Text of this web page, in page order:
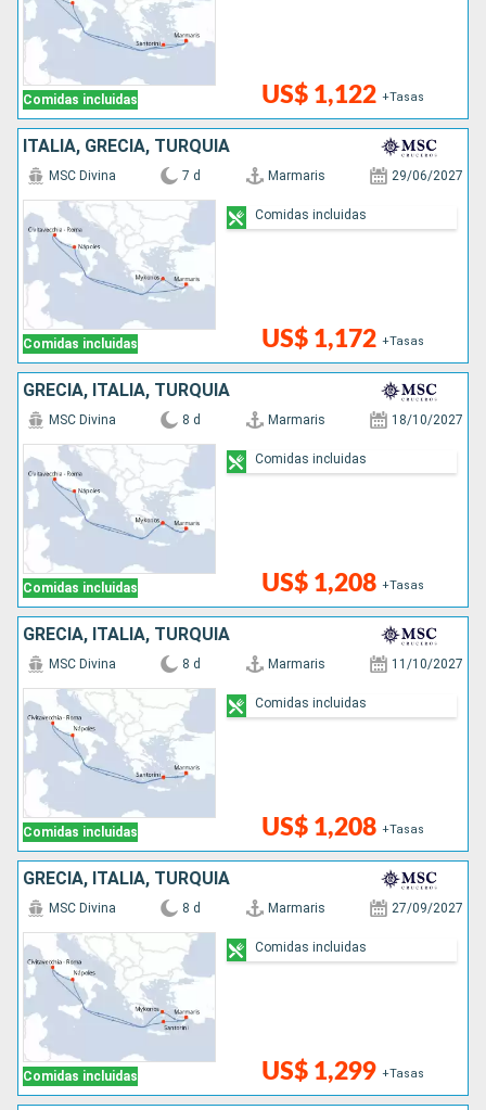
Comidas incluidas US$ 1,122 +Tasas
ITALIA, GRECIA, TURQUÍA
Comidas incluidas
MSC Divina 7 d Marmaris 29/06/2027
US$ 1,172 +Tasas
Comidas incluidas
GRECIA, ITALIA, TURQUÍA
Comidas incluidas
MSC Divina 8 d Marmaris 18/10/2027
US$ 1,208 +Tasas
Comidas incluidas
GRECIA, ITALIA, TURQUÍA
Comidas incluidas
MSC Divina 8 d Marmaris 11/10/2027
US$ 1,208 +Tasas
Comidas incluidas
GRECIA, ITALIA, TURQUÍA
Comidas incluidas
MSC Divina 8 d Marmaris 27/09/2027
US$ 1,299 +Tasas
Comidas incluidas